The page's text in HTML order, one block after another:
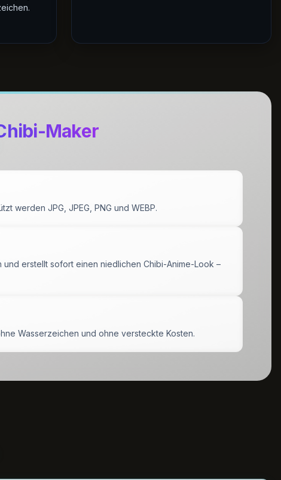
Maker
werden JPG, JPEG, PNG und WEBP.
erstellt sofort einen niedlichen Chibi-Anime-Look –
Wasserzeichen und ohne versteckte Kosten.